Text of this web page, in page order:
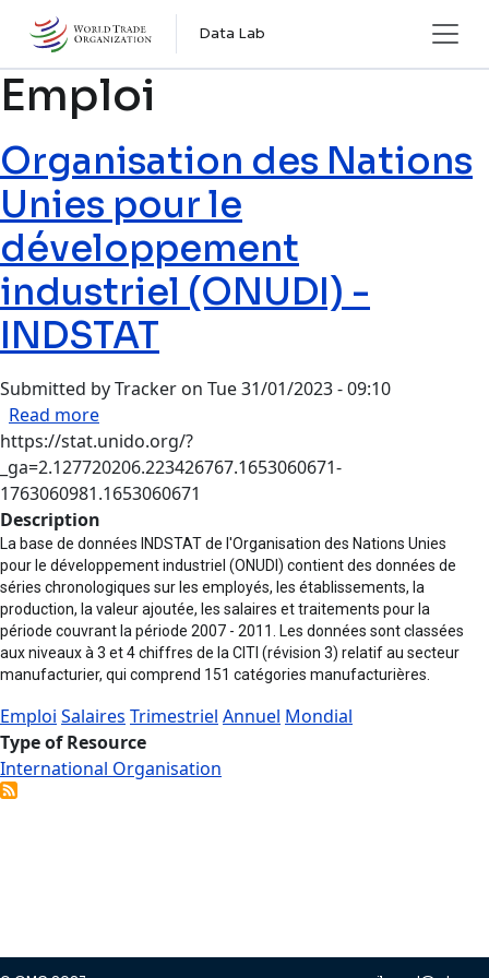
Skip to main content
Data Lab
Emploi
Organisation des Nations
Unies pour le
développement
industriel (ONUDI) -
INDSTAT
Submitted byTracker on Tue 31/01/2023 - 09:10
Read moreabout Organisation des Nations Unies pour le
https://stat.unido.org/?
_ga=2.127720206.223426767.1653060671-
1763060981.1653060671
Description
La base de données INDSTAT de l'Organisation des Nations Unies
pour le développement industriel (ONUDI) contient des données de
séries chronologiques sur les employés, les établissements, la
production, la valeur ajoutée, les salaires et traitements pour la
période couvrant la période 2007 - 2011. Les données sont classées
aux niveaux à 3 et 4 chiffres de la CITI (révision 3) relatif au secteur
manufacturier, qui comprend 151 catégories manufacturières.
Emploi Salaires Trimestriel Annuel Mondial
Type of Resource
International Organisation